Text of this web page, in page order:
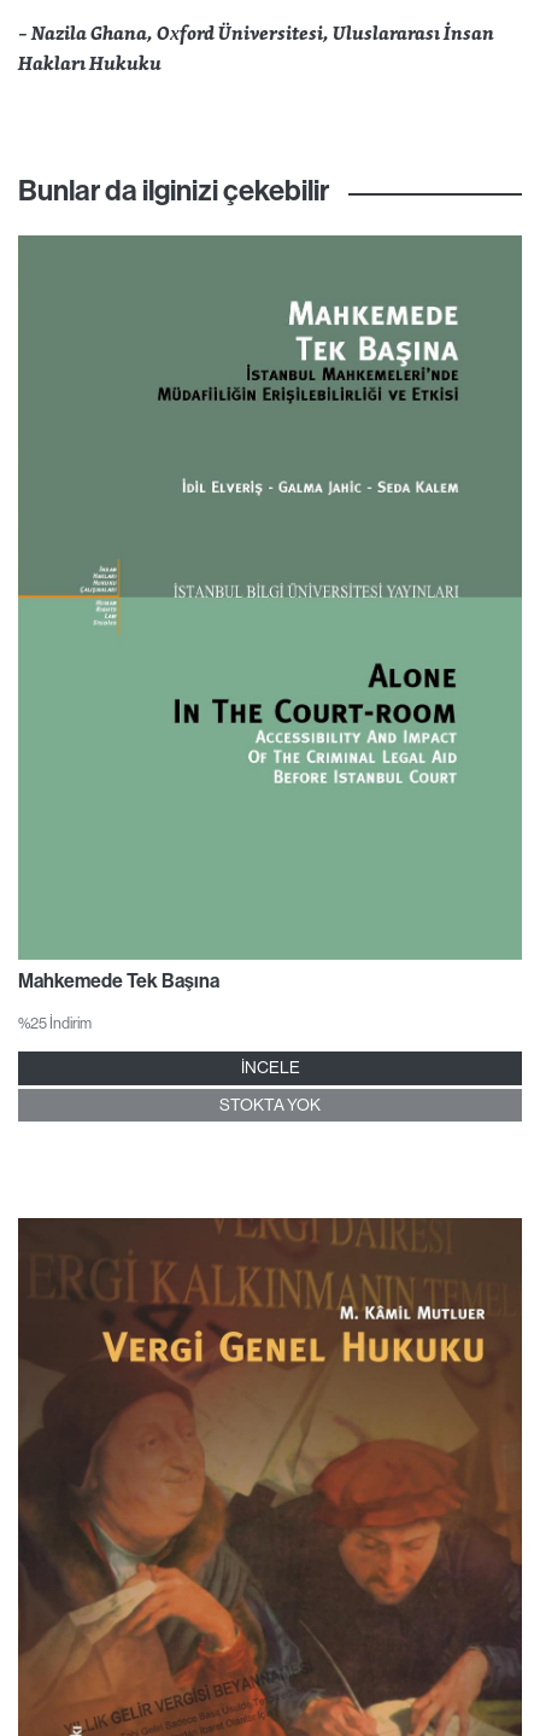
– Nazila Ghana, Oxford Üniversitesi, Uluslararası İnsan
Hakları Hukuku
Bunlar da ilginizi çekebilir
Mahkemede Tek Başına
%25 İndirim
İNCELE
STOKTA YOK